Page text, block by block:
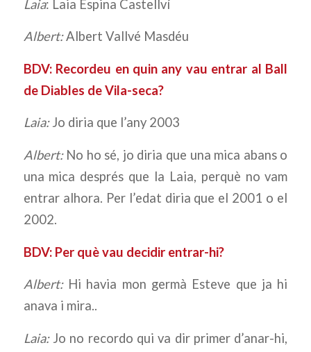
Laia: Laia Espina Castellví
Albert:Albert Vallvé Masdéu
BDV: Recordeu en quin any vau entrar al Ball
de Diables de Vila-seca?
Laia:Jo diria que l’any 2003
Albert:No ho sé, jo diria que una mica abans o
una mica després que la Laia, perquè no vam
entrar alhora. Per l’edat diria que el 2001 o el
2002.
BDV: Per què vau decidir entrar-hi?
Albert:Hi havia mon germà Esteve que ja hi
anava i mira..
Laia:Jo no recordo qui va dir primer d’anar-hi,